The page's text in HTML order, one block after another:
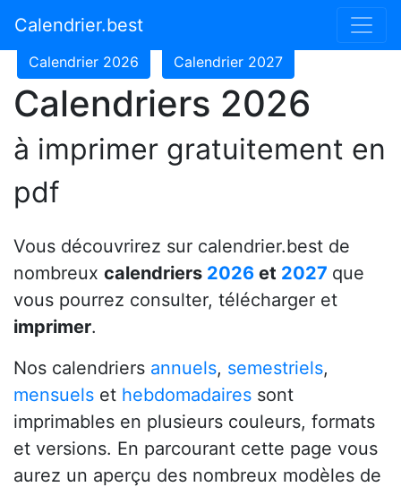
Calendrier.best
Calendrier 2024
Calendrier 2026 Calendrier 2027
Calendriers 2026
à imprimer gratuitement en
pdf
Vous découvrirez sur calendrier.best de
nombreux calendriers 2026 et 2027 que
vous pourrez consulter, télécharger et
imprimer.
Nos calendriers annuels, semestriels,
mensuels et hebdomadaires sont
imprimables en plusieurs couleurs, formats
et versions. En parcourant cette page vous
aurez un aperçu des nombreux modèles de